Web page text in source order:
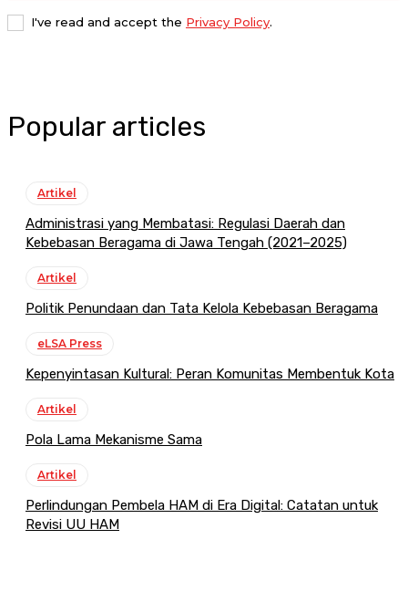
I've read and accept the Privacy Policy.
Popular articles
Artikel
Administrasi yang Membatasi: Regulasi Daerah dan
Kebebasan Beragama di Jawa Tengah (2021–2025)
Artikel
Politik Penundaan dan Tata Kelola Kebebasan Beragama
eLSA Press
Kepenyintasan Kultural: Peran Komunitas Membentuk Kota
Artikel
Pola Lama Mekanisme Sama
Artikel
Perlindungan Pembela HAM di Era Digital: Catatan untuk
Revisi UU HAM